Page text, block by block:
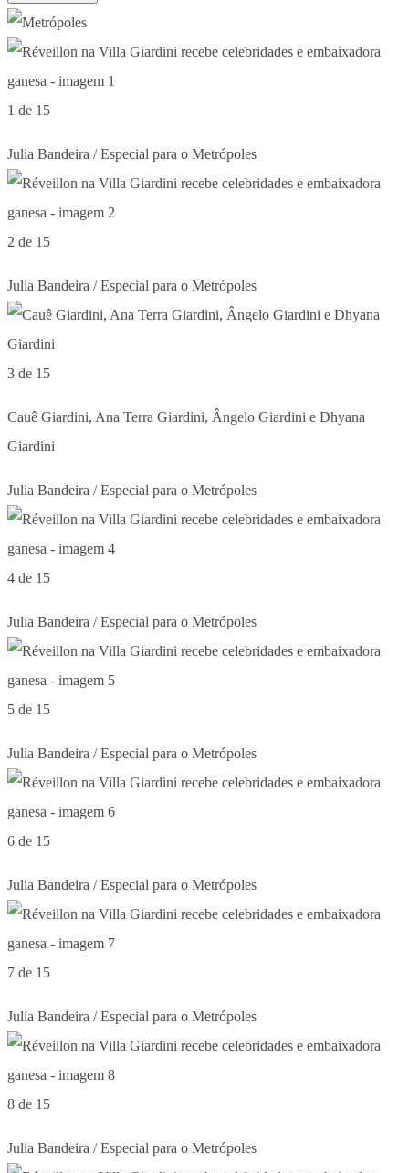
1 de 15
Julia Bandeira / Especial para o Metrópoles
2 de 15
Julia Bandeira / Especial para o Metrópoles
3 de 15
Cauê Giardini, Ana Terra Giardini, Ângelo Giardini e Dhyana
Giardini
Julia Bandeira / Especial para o Metrópoles
4 de 15
Julia Bandeira / Especial para o Metrópoles
5 de 15
Julia Bandeira / Especial para o Metrópoles
6 de 15
Julia Bandeira / Especial para o Metrópoles
7 de 15
Julia Bandeira / Especial para o Metrópoles
8 de 15
Julia Bandeira / Especial para o Metrópoles